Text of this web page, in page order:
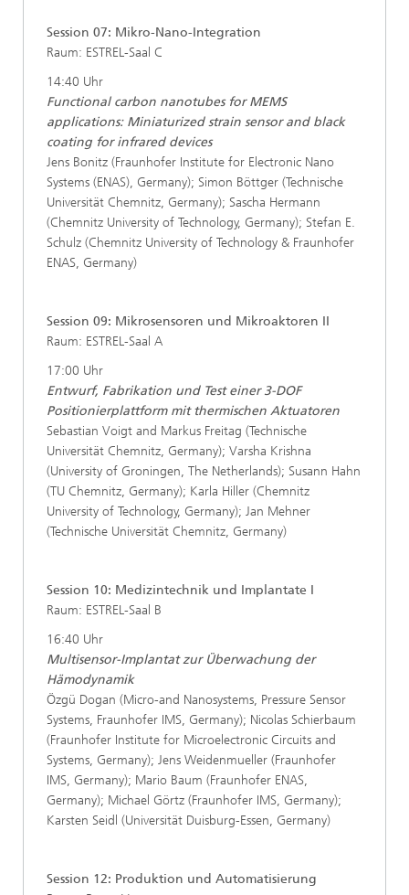
Session 07: Mikro-Nano-Integration
Raum: ESTREL-Saal C
14:40 Uhr
Functional carbon nanotubes for MEMS
applications: Miniaturized strain sensor and black
coating for infrared devices
Jens Bonitz (Fraunhofer Institute for Electronic Nano
Systems (ENAS), Germany); Simon Böttger (Technische
Universität Chemnitz, Germany); Sascha Hermann
(Chemnitz University of Technology, Germany); Stefan E.
Schulz (Chemnitz University of Technology & Fraunhofer
ENAS, Germany)
Session 09: Mikrosensoren und Mikroaktoren II
Raum: ESTREL-Saal A
17:00 Uhr
Entwurf, Fabrikation und Test einer 3-DOF
Positionierplattform mit thermischen Aktuatoren
Sebastian Voigt and Markus Freitag (Technische
Universität Chemnitz, Germany); Varsha Krishna
(University of Groningen, The Netherlands); Susann Hahn
(TU Chemnitz, Germany); Karla Hiller (Chemnitz
University of Technology, Germany); Jan Mehner
(Technische Universität Chemnitz, Germany)
Session 10: Medizintechnik und Implantate I
Raum: ESTREL-Saal B
16:40 Uhr
Multisensor-Implantat zur Überwachung der
Hämodynamik
Özgü Dogan (Micro-and Nanosystems, Pressure Sensor
Systems, Fraunhofer IMS, Germany); Nicolas Schierbaum
(Fraunhofer Institute for Microelectronic Circuits and
Systems, Germany); Jens Weidenmueller (Fraunhofer
IMS, Germany); Mario Baum (Fraunhofer ENAS,
Germany); Michael Görtz (Fraunhofer IMS, Germany);
Karsten Seidl (Universität Duisburg-Essen, Germany)
Session 12: Produktion und Automatisierung